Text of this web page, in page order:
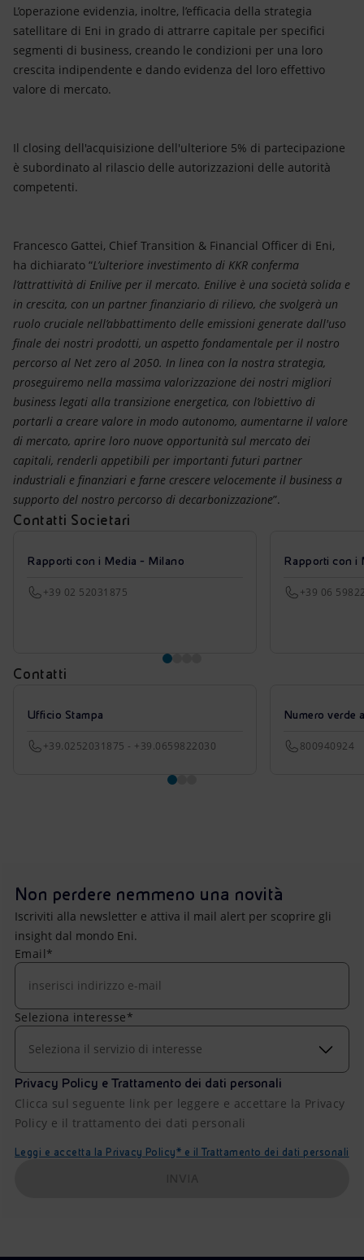
L’operazione evidenzia, inoltre, l’efficacia della strategia
satellitare di Eni in grado di attrarre capitale per specifici
segmenti di business, creando le condizioni per una loro
crescita indipendente e dando evidenza del loro effettivo
valore di mercato.
Il closing dell'acquisizione dell'ulteriore 5% di partecipazione
è subordinato al rilascio delle autorizzazioni delle autorità
competenti.
Francesco Gattei, Chief Transition & Financial Officer di Eni,
ha dichiarato “L’ulteriore investimento di KKR conferma
l’attrattività di Enilive per il mercato. Enilive è una società solida e
in crescita, con un partner finanziario di rilievo, che svolgerà un
ruolo cruciale nell’abbattimento delle emissioni generate dall'uso
finale dei nostri prodotti, un aspetto fondamentale per il nostro
percorso al Net zero al 2050. In linea con la nostra strategia,
proseguiremo nella massima valorizzazione dei nostri migliori
business legati alla transizione energetica, con l’obiettivo di
portarli a creare valore in modo autonomo, aumentarne il valore
di mercato, aprire loro nuove opportunità sul mercato dei
capitali, renderli appetibili per importanti futuri partner
industriali e finanziari e farne crescere velocemente il business a
supporto del nostro percorso di decarbonizzazione”.
Contatti Societari
Rapporti con i Media - Milano
+39 02 52031875
Rapporti con i
+39 06
Contatti
Ufficio Stampa
+39.0252031875 - +39.0659822030
Numero verde
800940924
Non perdere nemmeno una novità
Iscriviti alla newsletter e attiva il mail alert per scoprire gli
insight dal mondo Eni.
Email*
Seleziona interesse*
Seleziona il servizio di interesse
Privacy Policy e Trattamento dei dati personali
Clicca sul seguente link per leggere e accettare la Privacy
Policy e il trattamento dei dati personali
Leggi e accetta la Privacy Policy* e il Trattamento dei dati personali